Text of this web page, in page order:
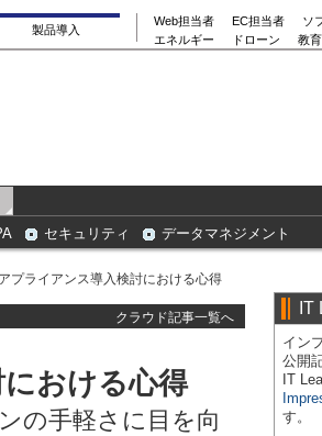
製品導入
Web担当者 EC担当者
ソ
エネルギー
ドローン 教
セキュリティ データマネジメント
プライアンス導入検討における心得
クラウド記事一覧へ
おける心得
の手軽さに目を向
IT
イン
公開
IT
す。